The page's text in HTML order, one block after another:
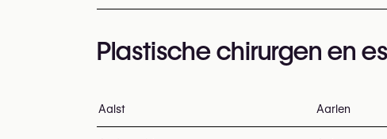
Plastische chirurgen en
Aalst Aarlen